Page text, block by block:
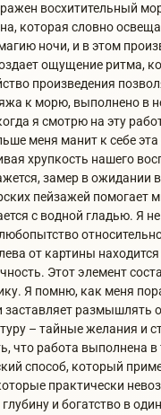
восхитительный
которая словно
ночи, и в этом
ощущение ритма,
произведения
к морю, выполнено в
я смотрю на эту
меня манит к себе
хрупкость нашего
замер в ожидании
пейзажей помогает
с водной гладью. Я
от картины
Этот элемент
Я помню, как меня
заставляет
– тайные желания
что работа выполнена
способ, который
практически
и богатство в